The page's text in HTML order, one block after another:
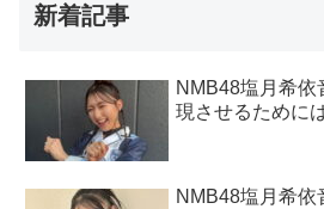
新着記事
NMB48塩月希依
現させるために
NMB48塩月希依